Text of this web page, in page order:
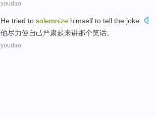
youdao
He tried to solemnize himself to tell the joke
他尽力使自己严肃起来讲那个笑话。
youdao